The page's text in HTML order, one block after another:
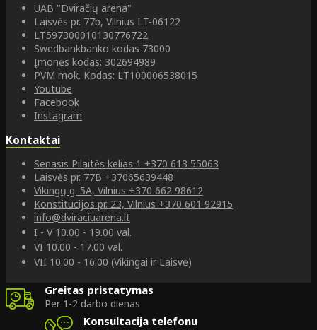
UAB "Dviračių arena"
Laisvės pr. 77b, Vilnius LT-06122
LT597300010130776722
Swedbankbanko kodas 73000
Įmonės kodas: 302694989
PVM mok. Kodas: LT100006538015
Youtube
Facebook
Instagram
Kontaktai
Senasis Pilaitės kelias 1 +370 613 55063
Laisvės pr. 77B +37065639448
Vikingų g. 5A, Vilnius +370 662 98612
Konstitucijos pr. 23, Vilnius +370 601 92915
info@dviraciuarena.lt
I - V 10.00 - 19.00 val.
VI 10.00 - 17.00 val.
VII 10.00 - 16.00 (Vikingai ir Laisvė)
Greitas pristatymas
Per 1-2 darbo dienas
Konsultacija telefonu